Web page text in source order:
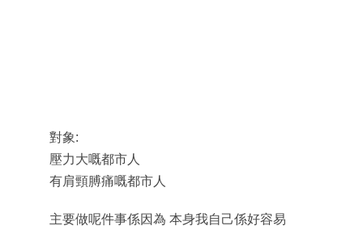
對象:
壓力大嘅都市人
有肩頸膊痛嘅都市人
主要做呢件事係因為 本身我自己係好容易